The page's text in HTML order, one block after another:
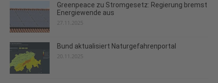
Greenpeace zu Stromgesetz: Regierung bremst
Energiewende aus
27.11.2025
Bund aktualisiert Naturgefahrenportal
20.11.2025